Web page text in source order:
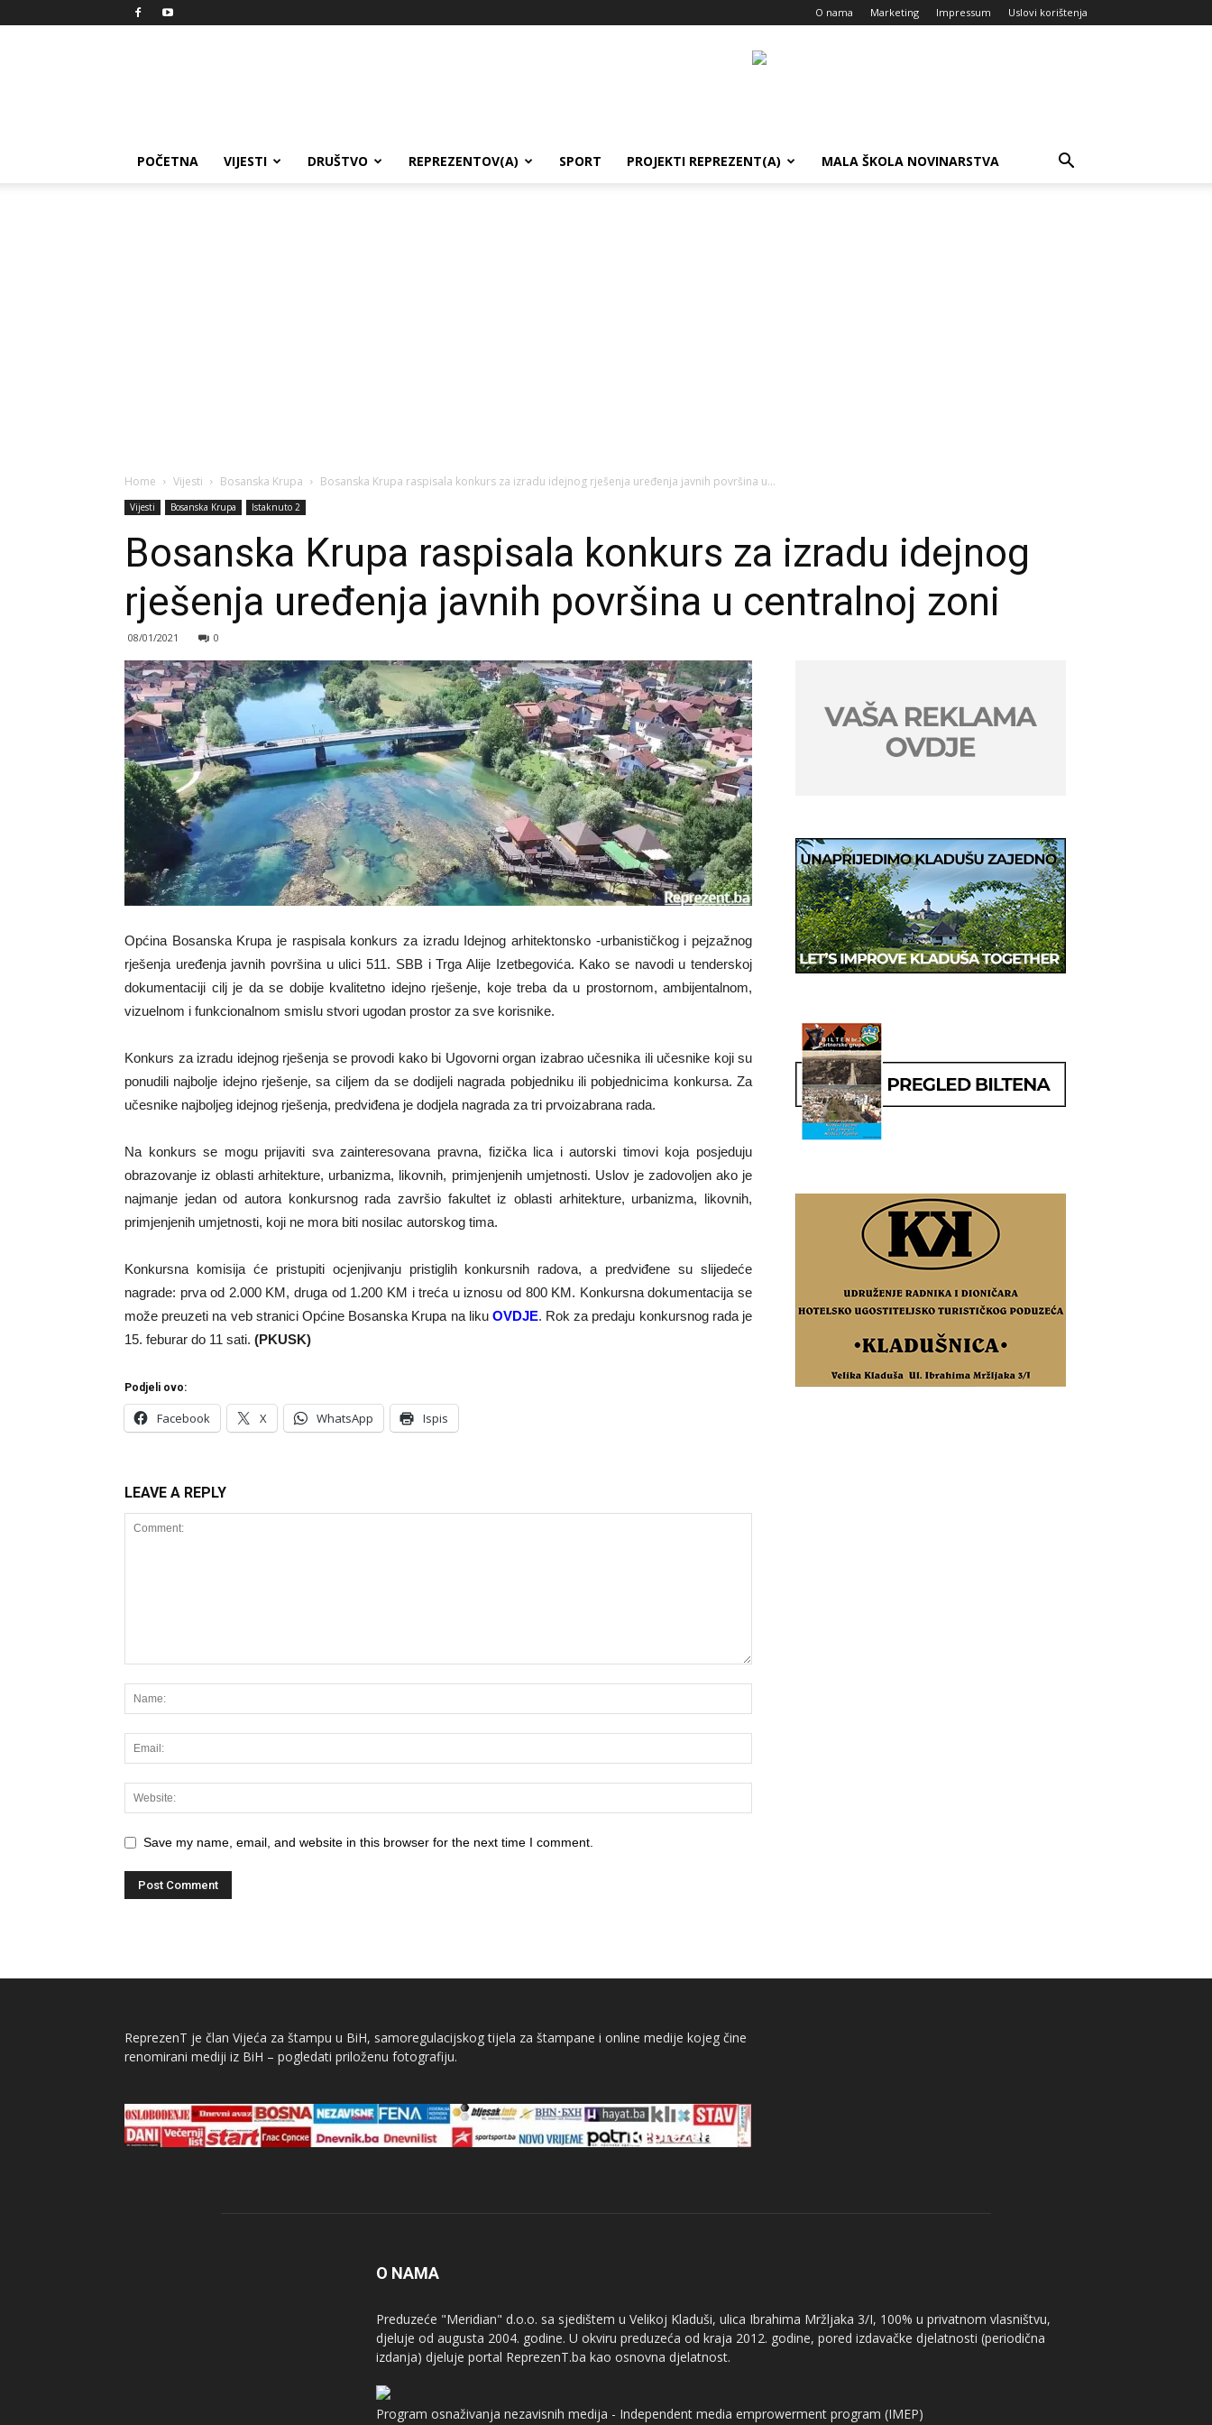
O nama Marketing Impressum Uslovi korištenja
POČETNA VIJESTI DRUŠTVO REPREZENTOV(A) SPORT PROJEKTI REPREZENT(A) MALA ŠKOLA NOVINARSTVA
Home Vijesti Bosanska Krupa Bosanska Krupa raspisala konkurs za izradu idejnog rješenja uređenja javnih površina u...
Vijesti Bosanska Krupa Istaknuto 2
Bosanska Krupa raspisala konkurs za izradu idejnog
rješenja uređenja javnih površina u centralnoj zoni
08/01/2021 0
Općina Bosanska Krupa je raspisala konkurs za izradu Idejnog arhitektonsko -urbanističkog i pejzažnog
rješenja uređenja javnih površina u ulici 511. SBB i Trga Alije Izetbegovića. Kako se navodi u tenderskoj
dokumentaciji cilj je da se dobije kvalitetno idejno rješenje, koje treba da u prostornom, ambijentalnom,
vizuelnom i funkcionalnom smislu stvori ugodan prostor za sve korisnike.
Konkurs za izradu idejnog rješenja se provodi kako bi Ugovorni organ izabrao učesnika ili učesnike koji su
ponudili najbolje idejno rješenje, sa ciljem da se dodijeli nagrada pobjedniku ili pobjednicima konkursa. Za
učesnike najboljeg idejnog rješenja, predviđena je dodjela nagrada za tri prvoizabrana rada.
Na konkurs se mogu prijaviti sva zainteresovana pravna, fizička lica i autorski timovi koja posjeduju
obrazovanje iz oblasti arhitekture, urbanizma, likovnih, primjenjenih umjetnosti. Uslov je zadovoljen ako je
najmanje jedan od autora konkursnog rada završio fakultet iz oblasti arhitekture, urbanizma, likovnih,
primjenjenih umjetnosti, koji ne mora biti nosilac autorskog tima.
Konkursna komisija će pristupiti ocjenjivanju pristiglih konkursnih radova, a predviđene su slijedeće
nagrade: prva od 2.000 KM, druga od 1.200 KM i treća u iznosu od 800 KM. Konkursna dokumentacija se
može preuzeti na veb stranici Općine Bosanska Krupa na liku OVDJE. Rok za predaju konkursnog rada je
15. feburar do 11 sati. (PKUSK)
Podjeli ovo:
Facebook X WhatsApp Ispis
LEAVE A REPLY
Save my name, email, and website in this browser for the next time I comment.
ReprezenT je član Vijeća za štampu u BiH, samoregulacijskog tijela za štampane i online medije kojeg čine
renomirani mediji iz BiH – pogledati priloženu fotografiju.
O NAMA
Preduzeće "Meridian" d.o.o. sa sjedištem u Velikoj Kladuši, ulica Ibrahima Mržljaka 3/I, 100% u privatnom vlasništvu,
djeluje od augusta 2004. godine. U okviru preduzeća od kraja 2012. godine, pored izdavačke djelatnosti (periodična
izdanja) djeluje portal ReprezenT.ba kao osnovna djelatnost.
Program osnaživanja nezavisnih medija - Independent media emprowerment program (IMEP)